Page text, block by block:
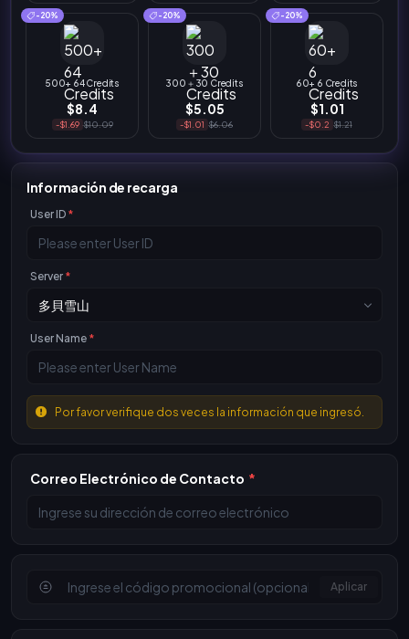
-20%
500+ 64 Credits
$8.4
-$1.69 $10.09
-20%
300＋30 Credits
$5.05
-$1.01 $6.06
-20%
60+ 6 Credits
$1.01
-$0.2 $1.21
Información de recarga
User ID *
Server *
User Name *
Por favor verifique dos veces la información que ingresó.
Correo Electrónico de Contacto *
Aplicar